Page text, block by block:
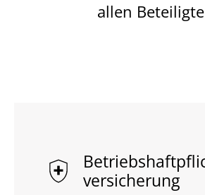
allen
versicherung